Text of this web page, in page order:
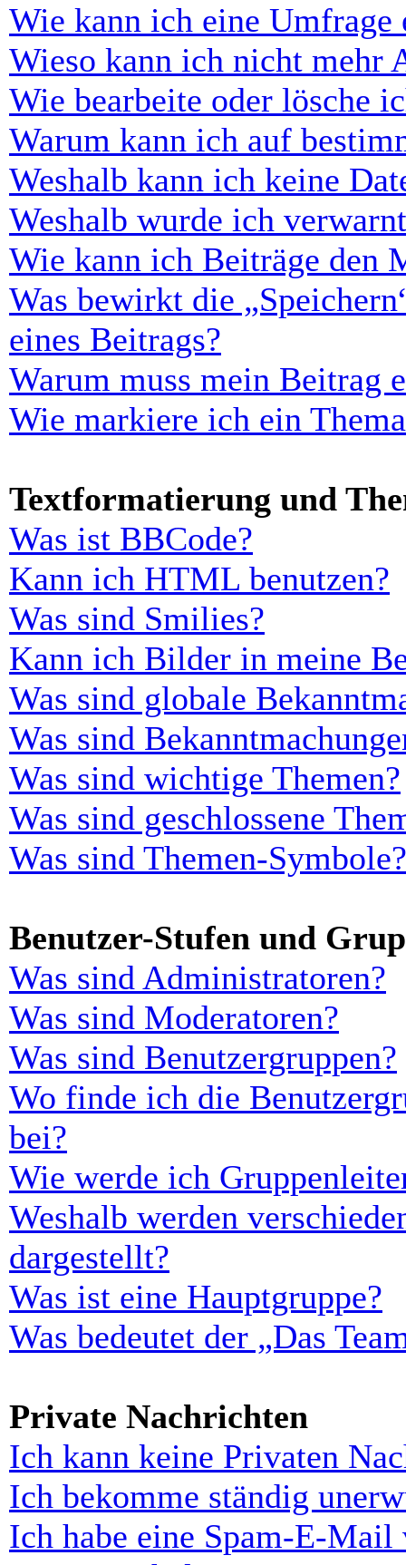
Wie kann ich eine Umfrage
Wieso kann ich nicht mehr
Wie bearbeite oder lösche
Warum kann ich auf
Weshalb kann ich keine
Weshalb wurde ich
Wie kann ich Beiträge den
Was bewirkt die
eines Beitrags?
Warum muss mein Beitrag
Wie markiere ich ein
Textformatierung und
Was ist BBCode?
Kann ich HTML benutzen?
Was sind Smilies?
Kann ich Bilder in meine
Was sind globale
Was sind
Was sind wichtige Themen?
Was sind geschlossene
Was sind Themen-Symbole?
Benutzer-Stufen und
Was sind Administratoren?
Was sind Moderatoren?
Was sind Benutzergruppen?
Wo finde ich die
bei?
Wie werde ich
Weshalb werden
dargestellt?
Was ist eine Hauptgruppe?
Was bedeutet der „Das
Private Nachrichten
Ich kann keine Privaten
Ich bekomme ständig
Ich habe eine Spam-E-